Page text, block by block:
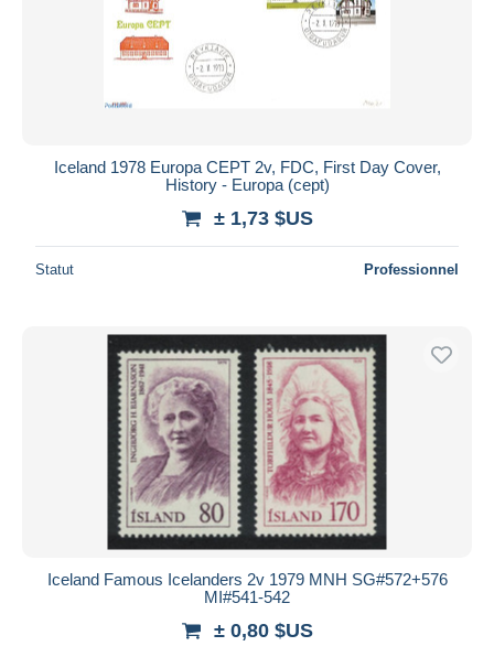
Iceland 1978 Europa CEPT 2v, FDC, First Day Cover,
History - Europa (cept)
± 1,73 $US
Statut Professionnel
Iceland Famous Icelanders 2v 1979 MNH SG#572+576
MI#541-542
± 0,80 $US